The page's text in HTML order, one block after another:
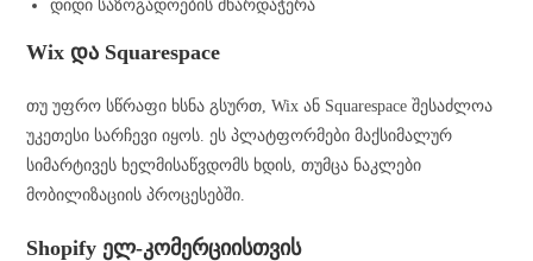
დიდი საზოგადოების მხარდაჭერა
Wix და Squarespace
თუ უფრო სწრაფი ხსნა გსურთ, Wix ან Squarespace შესაძლოა
უკეთესი სარჩევი იყოს. ეს პლატფორმები მაქსიმალურ
სიმარტივეს ხელმისაწვდომს ხდის, თუმცა ნაკლები
მობილიზაციის პროცესებში.
Shopify ელ-კომერციისთვის